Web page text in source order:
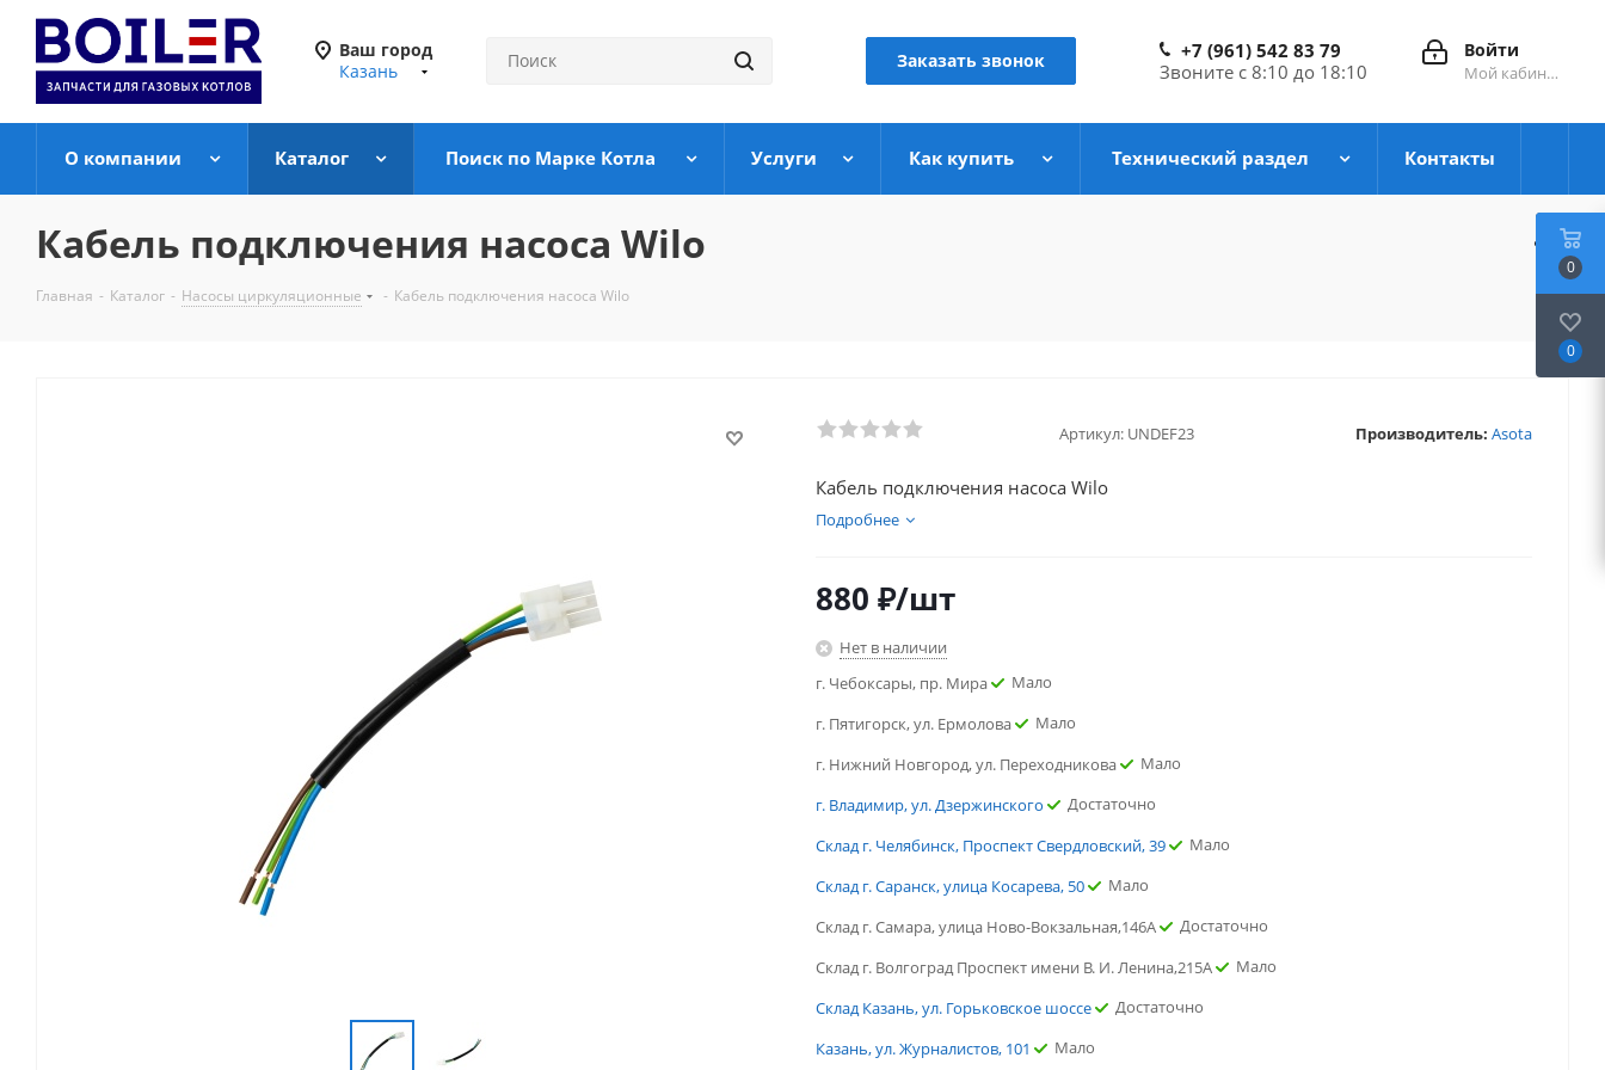
Ваш город
Казань
Заказать звонок Войти
Мой кабинет
+7 (961) 542 83 79
Звоните с 8:10 до 18:10
О компании Каталог Поиск по Марке Котла Услуги Как купить Технический раздел Контакты
Кабель подключения насоса Wilo
Главная - Каталог - Насосы циркуляционные - Кабель подключения насоса Wilo
Артикул: UNDEF23 Производитель: Asota
Кабель подключения насоса Wilo
Подробнее
880 ₽/шт
Нет в наличии
г. Чебоксары, пр. Мира
Мало
г. Пятигорск, ул. Ермолова
Мало
г. Нижний Новгород, ул. Переходникова
Мало
г. Владимир, ул. Дзержинского
Достаточно
Склад г. Челябинск, Проспект Свердловский, 39
Мало
Склад г. Саранск, улица Косарева, 50
Мало
Склад г. Самара, улица Ново-Вокзальная,146А
Достаточно
Склад г. Волгоград Проспект имени В. И. Ленина,215А
Мало
Склад Казань, ул. Горьковское шоссе
Достаточно
Казань, ул. Журналистов, 101
Мало
0
0